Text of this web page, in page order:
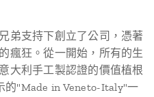
弟支持下創立了公司，憑著
瘋狂。從一開始，所有的生
大利手工製認證的價值植根
的"Made in Veneto-Italy"一